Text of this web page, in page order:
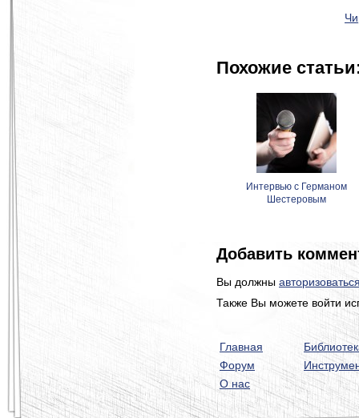
Похожие
Интервью с Германом
Шестеровым
Добавить
Вы должны
Также Вы можете войти
Главная
Форум
О нас